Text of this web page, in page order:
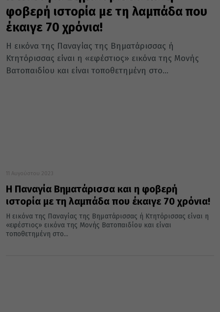
φοβερή ιστορία με τη λαμπάδα που
έκαιγε 70 χρόνια!
Η εικόνα της Παναγίας της Βηματάρισσας ή
Κτητόρισσας είναι η «εφέστιος» εικόνα της Μονής
Βατοπαιδίου και είναι τοποθετημένη στο...
11 Αυγούστου 2023
Η Παναγία Βηματάρισσα και η φοβερή
ιστορία με τη λαμπάδα που έκαιγε 70 χρόνια!
Η εικόνα της Παναγίας της Βηματάρισσας ή Κτητόρισσας είναι η
«εφέστιος» εικόνα της Μονής Βατοπαιδίου και είναι
τοποθετημένη στο...